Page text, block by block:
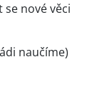
nové věci
naučíme)